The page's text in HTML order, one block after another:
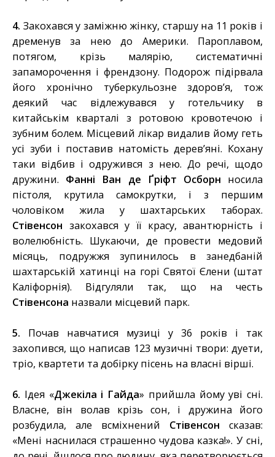
4. Закохався у заміжню жінку, старшу на 11 років і
дременув за нею до Америки. Пароплавом,
потягом, крізь малярію, систематичні
запаморочення і френдзону. Подорож підірвала
його хронічно туберкульозне здоров’я, тож
деякий час відлежувався у готельчику в
китайськім кварталі з ротовою кровотечою і
зубним болем. Місцевий лікар видалив йому геть
усі зуби і поставив натомість дерев’яні. Кохану
таки відбив і одружився з нею. До речі, щодо
дружини. Фанні Ван де Ґріфт Осборн носила
пістоля, крутила самокрутки, і з першим
чоловіком жила у шахтарських таборах.
Стівенсон закохався у її красу, авантюрність і
волелюбність. Шукаючи, де провести медовий
місяць, подружжя зупинилось в занедбаній
шахтарській хатинці на горі Святої Єлени (штат
Каліфорнія). Відгуляли так, що на честь
Стівенсона назвали місцевий парк.
5. Почав навчатися музиці у 36 років і так
захопився, що написав 123 музичні твори: дуети,
тріо, квартети та добірку пісень на власні вірші.
6. Ідея «Джекіла і Гайда» прийшла йому уві сні.
Власне, він волав крізь сон, і дружина його
розбудила, але всміхнений Стівенсон сказав:
«Мені наснилася страшенно чудова казка!». У сні,